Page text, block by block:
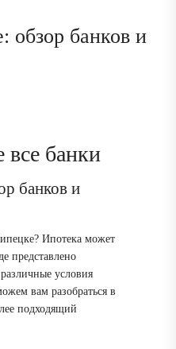
обзор банков и
все банки
банков и
Ипотека может
представлено
условия
вам разобраться в
подходящий